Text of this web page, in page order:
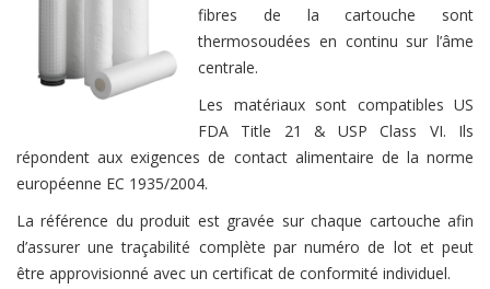
fibres de la cartouche sont
thermosoudées en continu sur l’âme
centrale.
Les matériaux sont compatibles US
FDA Title 21 & USP Class VI. Ils
répondent aux exigences de contact alimentaire de la norme
européenne EC 1935/2004.
La référence du produit est gravée sur chaque cartouche afin
d’assurer une traçabilité complète par numéro de lot et peut
être approvisionné avec un certificat de conformité individuel.